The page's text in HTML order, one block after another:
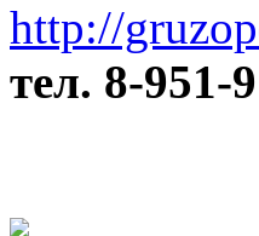
http://
тел. 8-951-